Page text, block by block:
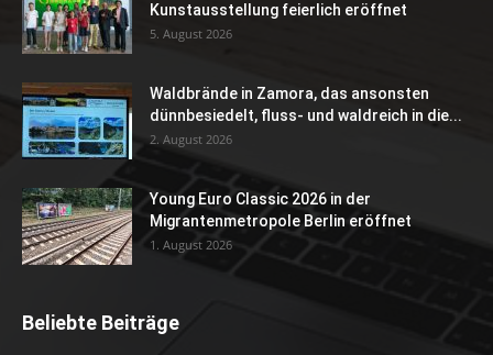
Kunstausstellung feierlich eröffnet
5. August 2026
Waldbrände in Zamora, das ansonsten
dünnbesiedelt, fluss- und waldreich in die...
2. August 2026
Young Euro Classic 2026 in der
Migrantenmetropole Berlin eröffnet
1. August 2026
Beliebte Beiträge